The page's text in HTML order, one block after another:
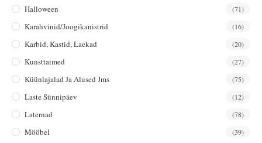
Halloween (71)
Karahvinid/joogikanistrid (16)
Karbid, Kastid, Laekad (20)
Kunsttaimed (27)
Küünlajalad Ja Alused Jms (75)
Laste Sünnipäev (12)
Laternad (78)
Mööbel (39)